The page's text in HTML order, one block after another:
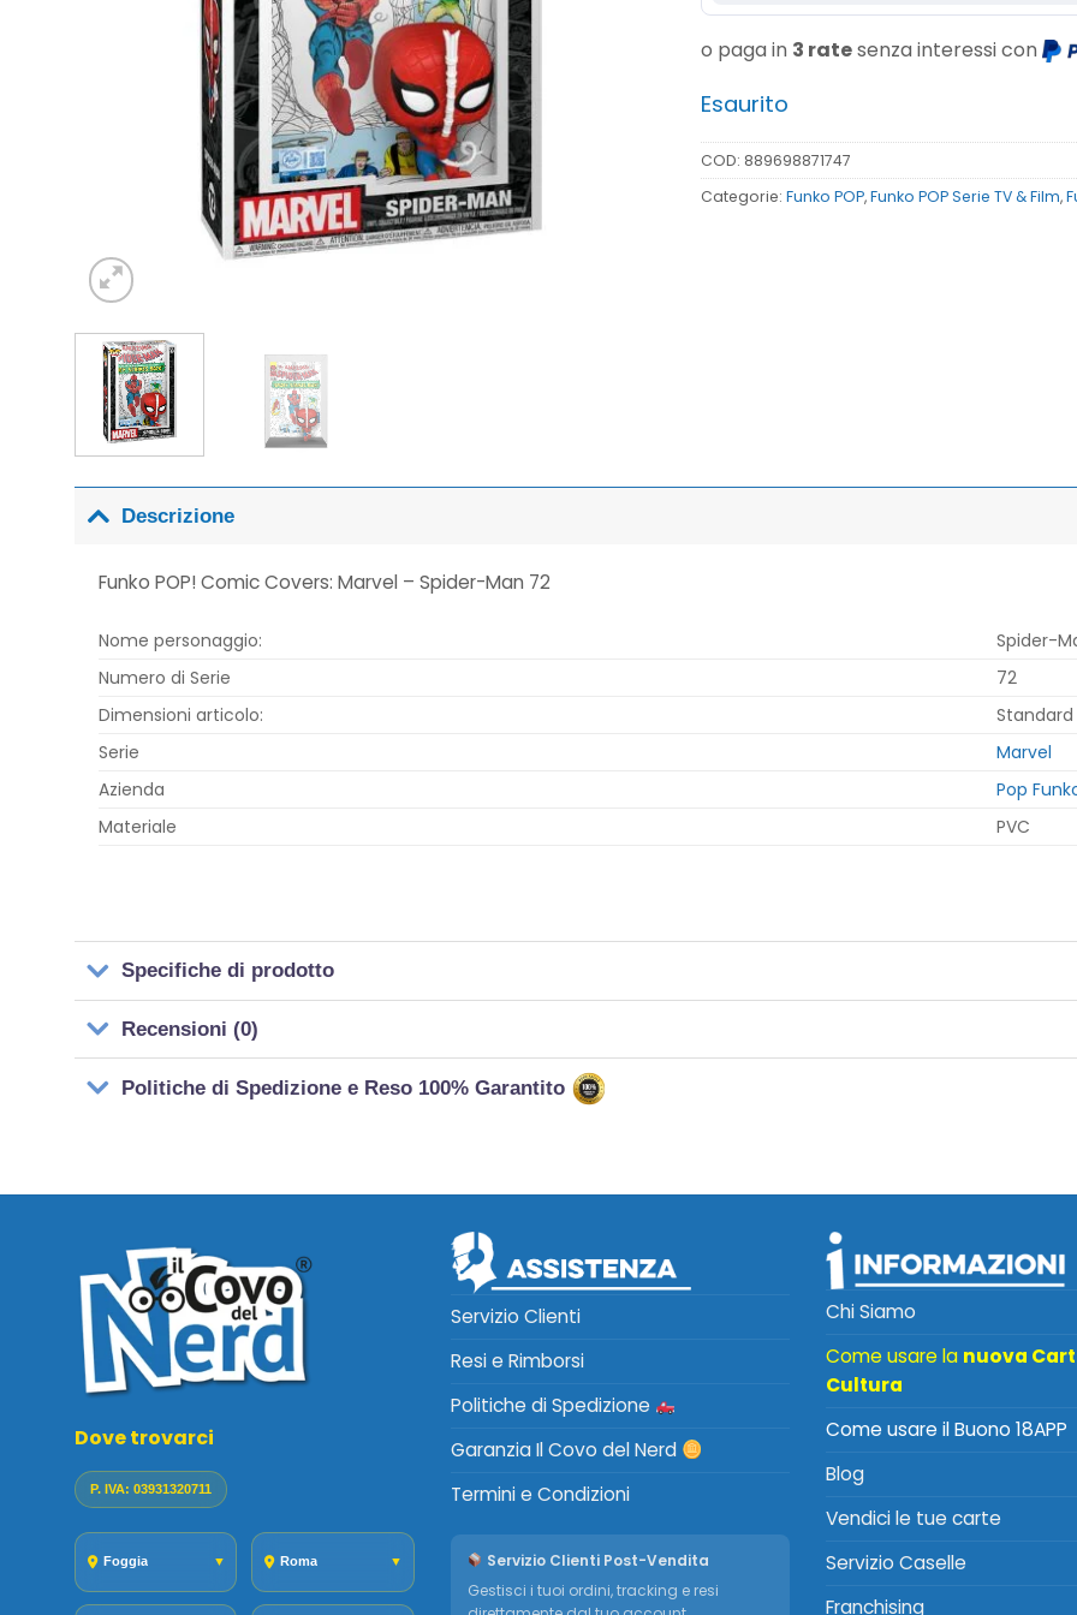
o paga in 3 ratesenza interessi con
Esaurito
COD: 889698871747
Categorie: Funko POP,Funko POP Serie TV & Film,
Descrizione
Funko POP! Comic Covers: Marvel – Spider-Man 72
Nome personaggio:
Spider-
Numero di Serie
72
Dimensioni articolo:
Standard
Serie
Marvel
Azienda
Pop
Materiale
PVC
Specifiche di prodotto
Recensioni (0)
Politiche di Spedizione e Reso 100% Garantito
Dove trovarci
P. IVA: 03931320711
Foggia ▼ Roma ▼
Servizio Clienti
Resi e Rimborsi
Politiche di Spedizione
Garanzia Il Covo del Nerd
Termini e Condizioni
Servizio Clienti Post-Vendita
Gestisci i tuoi ordini, tracking e resi
Chi Siamo
Come usare la nuova
Cultura
Come usare il Buono 18APP
Blog
Vendici le tue carte
Servizio Caselle
Franchising